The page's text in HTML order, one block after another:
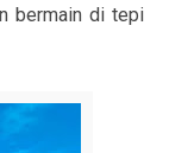
bermain di tepi